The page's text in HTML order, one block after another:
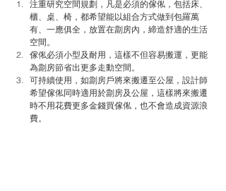
注重研究空間規劃，凡是必須的傢俬，包括床、
櫃、桌、椅，都希望能以組合方式做到包羅萬
有、一應俱全，放置在劏房內，締造舒適的生活
空間。
傢俬必須小型及耐用，這樣不但容易搬運，更能
為劏房節省出更多走動空間。
可持續使用，如劏房戶將來搬遷至公屋，設計師
希望傢俬同時適用於劏房及公屋，這樣將來搬遷
時不用花費更多金錢買傢俬，也不會造成資源浪
費。